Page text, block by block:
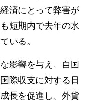
済にとって弊害が
短期内で去年の水
いる。
影響を与え、自国
際収支に対する日
長を促進し、外貨